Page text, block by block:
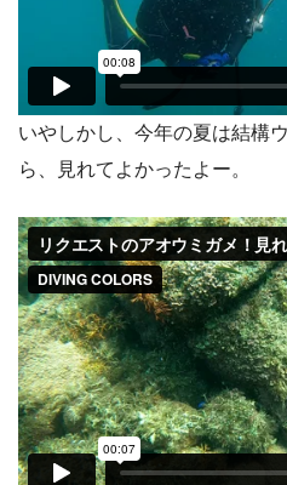
いやしかし、今年の夏は結構
ら、見れてよかったよー。